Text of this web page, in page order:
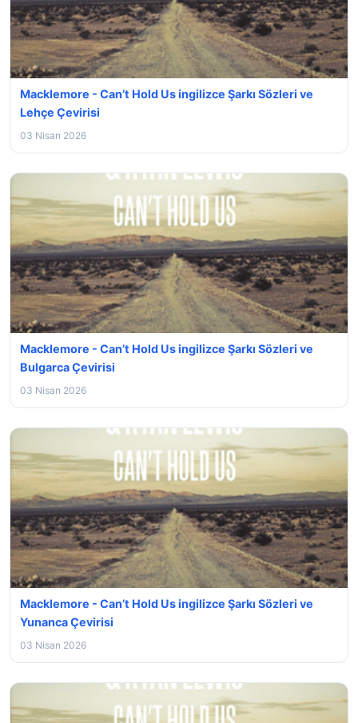
Macklemore - Can’t Hold Us ingilizce Şarkı Sözleri ve
Lehçe Çevirisi
03 Nisan 2026
Macklemore - Can’t Hold Us ingilizce Şarkı Sözleri ve
Bulgarca Çevirisi
03 Nisan 2026
Macklemore - Can’t Hold Us ingilizce Şarkı Sözleri ve
Yunanca Çevirisi
03 Nisan 2026